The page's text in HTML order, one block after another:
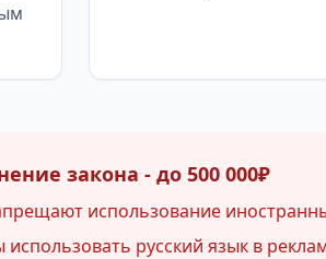
закона - до 500 000₽
использование
русский язык в